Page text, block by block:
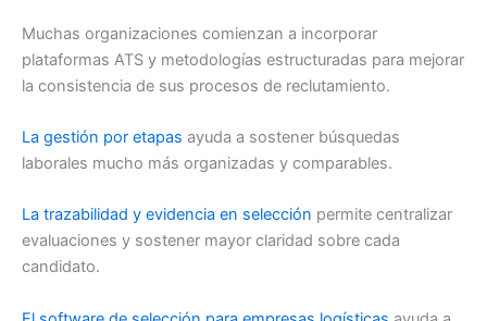
Muchas organizaciones comienzan a incorporar
plataformas ATS y metodologías estructuradas para mejorar
la consistencia de sus procesos de reclutamiento.
La gestión por etapas ayuda a sostener búsquedas
laborales mucho más organizadas y comparables.
La trazabilidad y evidencia en selección permite centralizar
evaluaciones y sostener mayor claridad sobre cada
candidato.